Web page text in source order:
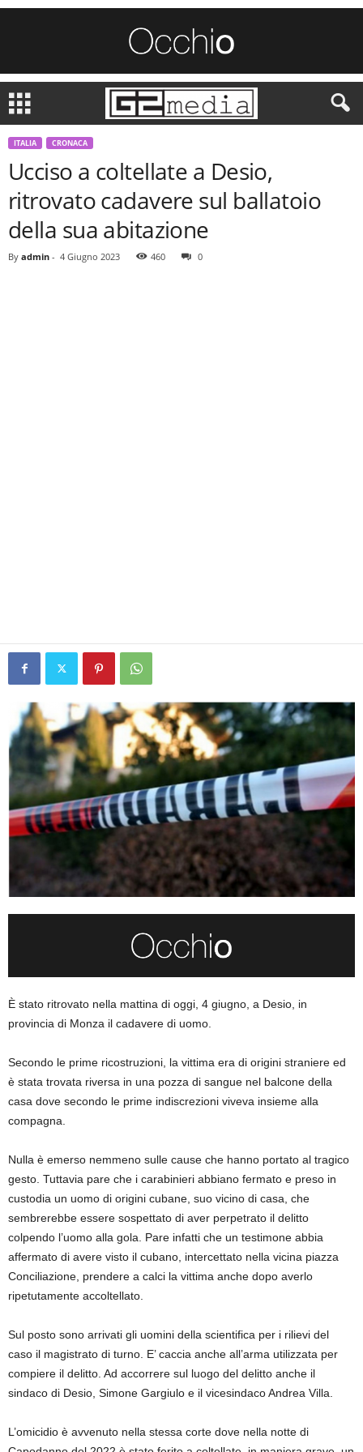
ITALIA CRONACA
Ucciso a coltellate a Desio,
ritrovato cadavere sul ballatoio
della sua abitazione
By admin - 4 Giugno 2023 460 0
È stato ritrovato nella mattina di oggi, 4 giugno, a Desio, in
provincia di Monza il cadavere di uomo.
Secondo le prime ricostruzioni, la vittima era di origini straniere ed
è stata trovata riversa in una pozza di sangue nel balcone della
casa dove secondo le prime indiscrezioni viveva insieme alla
compagna.
Nulla è emerso nemmeno sulle cause che hanno portato al tragico
gesto. Tuttavia pare che i carabinieri abbiano fermato e preso in
custodia un uomo di origini cubane, suo vicino di casa, che
sembrerebbe essere sospettato di aver perpetrato il delitto
colpendo l’uomo alla gola. Pare infatti che un testimone abbia
affermato di avere visto il cubano, intercettato nella vicina piazza
Conciliazione, prendere a calci la vittima anche dopo averlo
ripetutamente accoltellato.
Sul posto sono arrivati gli uomini della scientifica per i rilievi del
caso il magistrato di turno. E’ caccia anche all’arma utilizzata per
compiere il delitto. Ad accorrere sul luogo del delitto anche il
sindaco di Desio, Simone Gargiulo e il vicesindaco Andrea Villa.
L’omicidio è avvenuto nella stessa corte dove nella notte di